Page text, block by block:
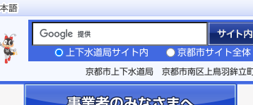
上下水道局サイト内 京都市サイト全体
京都市上下水道局 京都市南区上鳥羽鉾